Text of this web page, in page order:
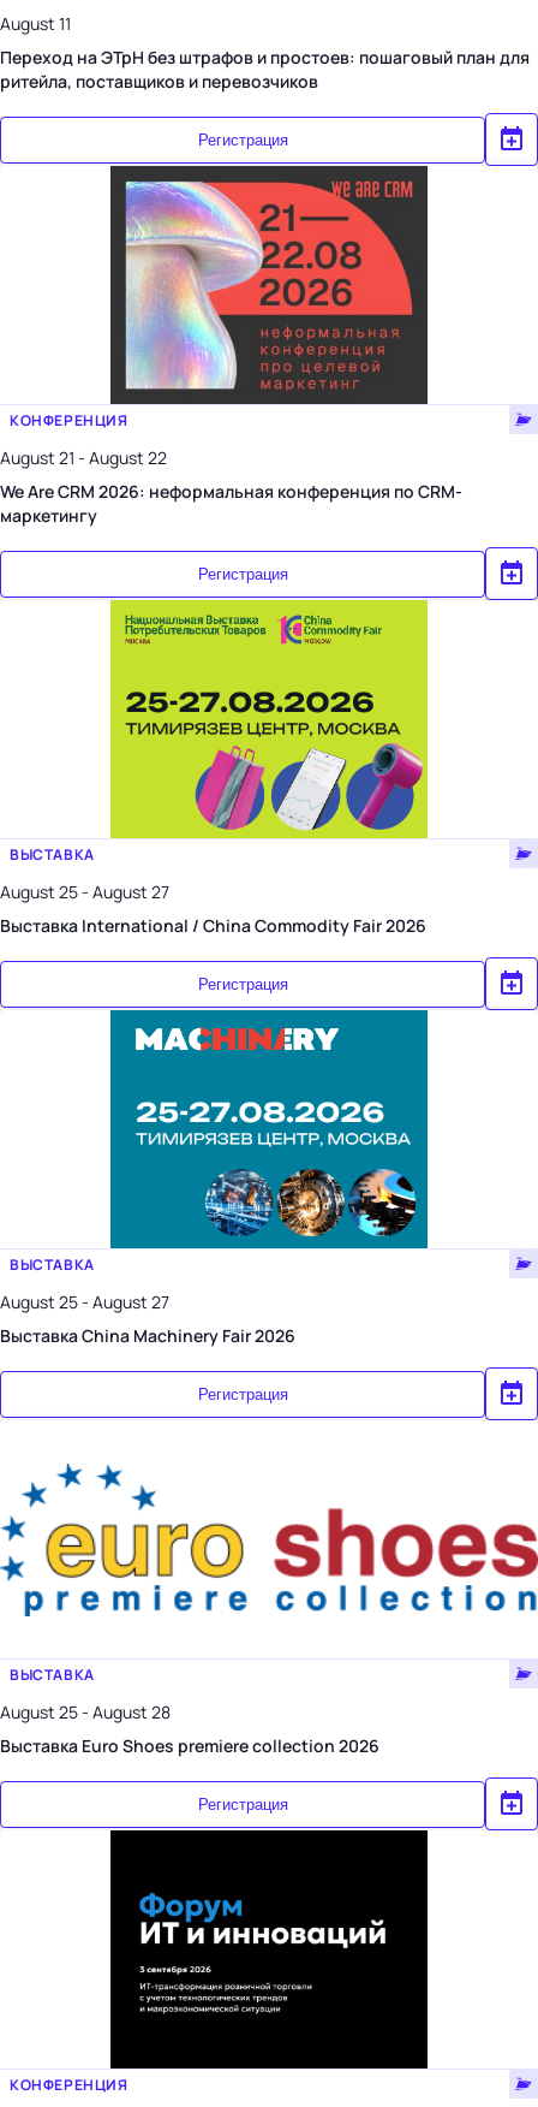
August 11
Переход на ЭТрН без штрафов и простоев: пошаговый план для
ритейла, поставщиков и перевозчиков
Регистрация
КОНФЕРЕНЦИЯ
August 21 - August 22
We Are CRM 2026: неформальная конференция по CRM-
маркетингу
Регистрация
ВЫСТАВКА
August 25 - August 27
Выставка International / China Commodity Fair 2026
Регистрация
ВЫСТАВКА
August 25 - August 27
Выставка China Machinery Fair 2026
Регистрация
ВЫСТАВКА
August 25 - August 28
Выставка Euro Shoes premiere collection 2026
Регистрация
КОНФЕРЕНЦИЯ